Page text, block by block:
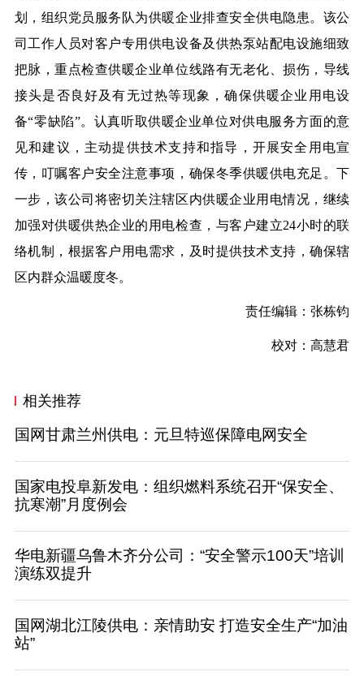
划，组织党员服务队为供暖企业排查安全供电隐患。该公
司工作人员对客户专用供电设备及供热泵站配电设施细致
把脉，重点检查供暖企业单位线路有无老化、损伤，导线
接头是否良好及有无过热等现象，确保供暖企业用电设
备“零缺陷”。认真听取供暖企业单位对供电服务方面的意
见和建议，主动提供技术支持和指导，开展安全用电宣
传，叮嘱客户安全注意事项，确保冬季供暖供电充足。下
一步，该公司将密切关注辖区内供暖企业用电情况，继续
加强对供暖供热企业的用电检查，与客户建立24小时的联
络机制，根据客户用电需求，及时提供技术支持，确保辖
区内群众温暖度冬。
责任编辑：张栋钧
校对：高慧君
相关推荐
国网甘肃兰州供电：元旦特巡保障电网安全
国家电投阜新发电：组织燃料系统召开“保安全、
抗寒潮”月度例会
华电新疆乌鲁木齐分公司：“安全警示100天”培训
演练双提升
国网湖北江陵供电：亲情助安 打造安全生产“加油
站”